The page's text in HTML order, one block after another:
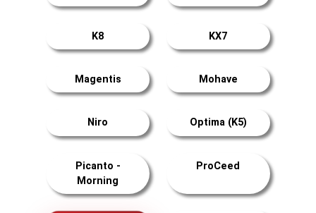
K8 KX7
Magentis Mohave
Niro Optima (K5)
Picanto -
Morning
ProCeed